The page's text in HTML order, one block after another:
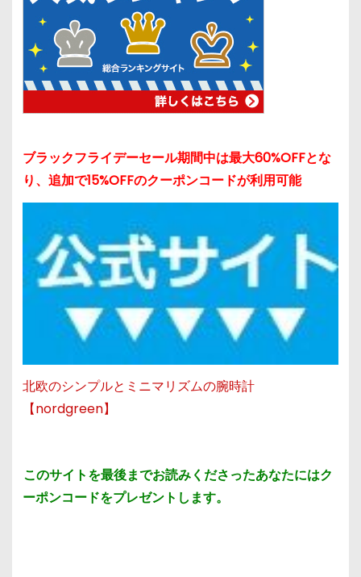
ブラックフライデーセール期間中は最大60%OFFとな
り、追加で15%OFFのクーポンコードが利用可能
北欧のシンプルとミニマリズムの腕時計
【nordgreen】
このサイトを最後までお読みくださったあなたにはク
ーポンコードをプレゼントします。